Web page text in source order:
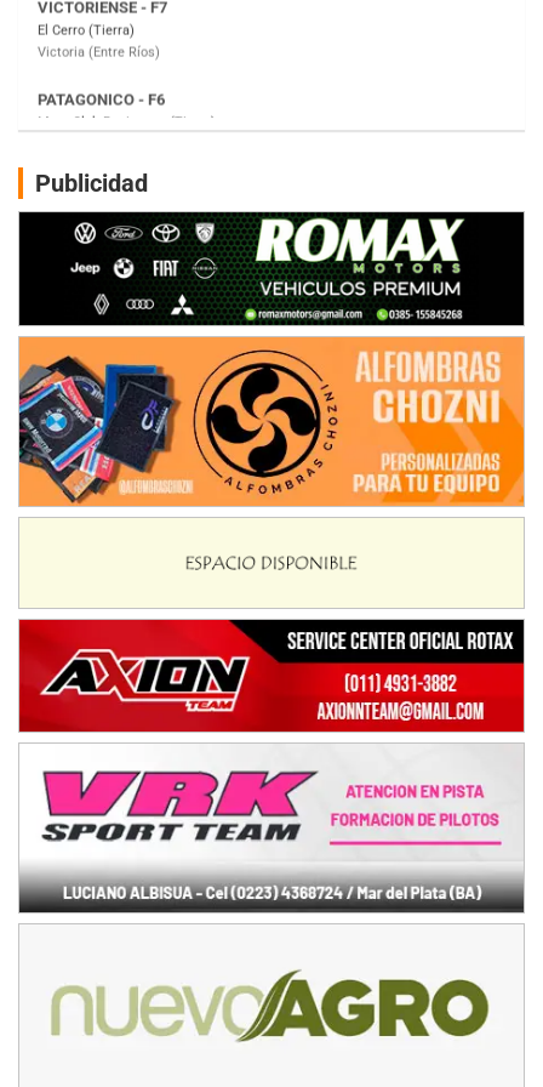
Gral. E. Godoy (Río Negro)
Juventud Unida (Tierra)
Humboldt (Santa Fe)
Ciudad de Avellaneda (Asfalto)
Avellaneda (Santa Fe)
SUR SANTAFESINO - F4
José Samuel Sánchez (Tierra)
Rufino (Santa Fe)
Juan Navarro (Asfalto)
El Timbó (Tucumán)
COBERTURA ESPECIAL DE E-KART.COM.AR
08/09-AGO
IAME SERIES ARGENTINA 6
Ciudad de Trenque Lauquen (Asfalto)
ENTRERRIANO - F6 (POSTERGADA)
Parque de la Velocidad (Asfalto)
Villaguay (Entre Ríos)
VICTORIENSE - F7
El Cerro (Tierra)
Victoria (Entre Ríos)
PATAGONICO - F6
Moto Club Reginense (Tierra)
Gral. E. Godoy (Río Negro)
Juventud Unida (Tierra)
Humboldt (Santa Fe)
Publicidad